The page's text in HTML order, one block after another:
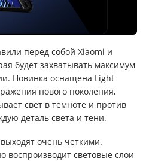
перед собой Xiaomi и
будет захватывать максимум
Новинка оснащена Light
нового поколения,
свет в темноте и против
деталь света и тени.
очень чёткими.
воспроизводит световые слои